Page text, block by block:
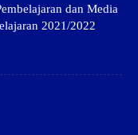
dan Media
2021/2022